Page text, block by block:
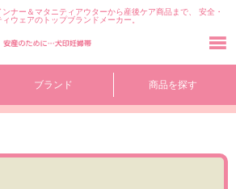
ナー＆マタニティアウターから産後ケア商品まで、 安全・
ウェアのトップブランドメーカー。
ブランド 商品を探す